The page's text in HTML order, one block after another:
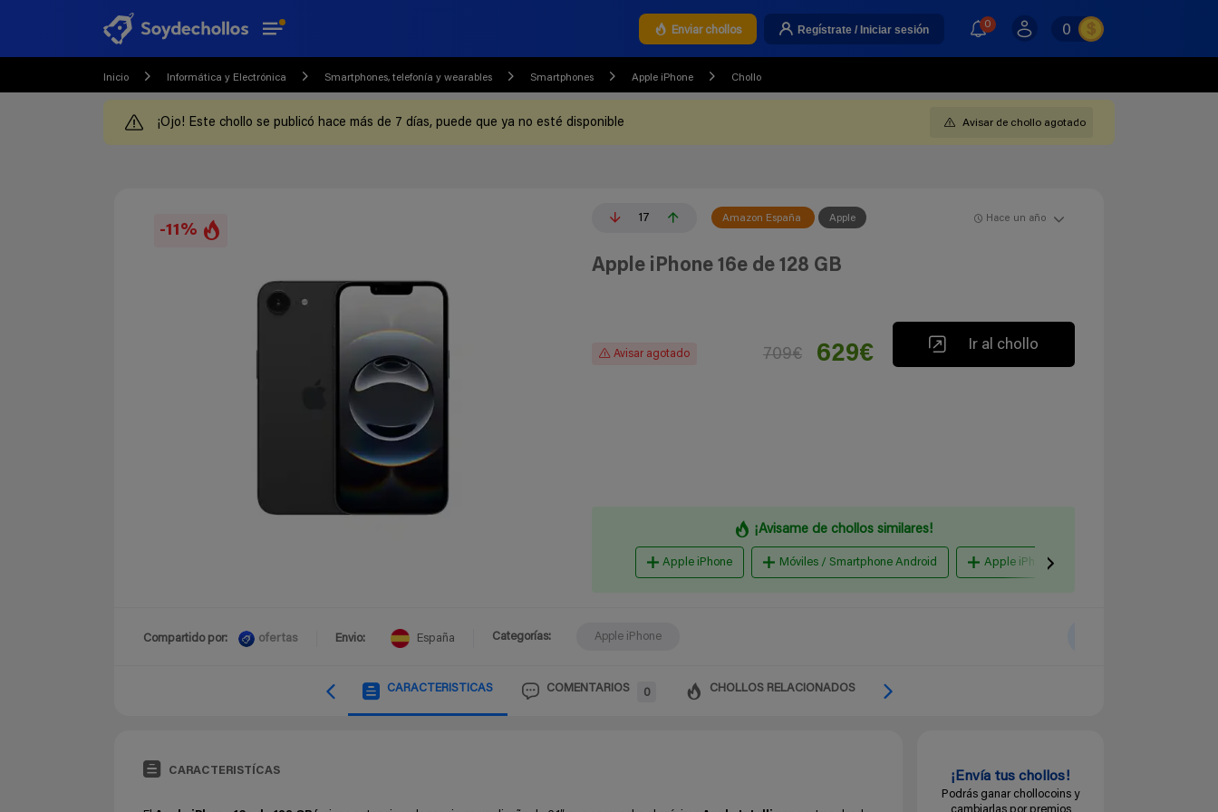
Enviar chollos Regístrate / Iniciar sesión 0 0
Inicio Informática y Electrónica Smartphones, telefonía y wearables Smartphones Apple iPhone Chollo
¡Ojo! Este chollo se publicó hace más de 7 días, puede que ya no esté disponible Avisar de chollo agotado
-11%
17 Amazon España Apple Hace un año
Apple iPhone 16e de 128 GB
Avisar agotado 709€ 629€ Ir al chollo
¡Avisame de chollos similares!
Apple iPhone Móviles / Smartphone Android Apple iPhone
Compartido por: ofertas Envio: España Categorías: Apple iPhone
CARACTERISTICAS COMENTARIOS 0 CHOLLOS RELACIONADOS
CARACTERISTÍCAS ¡Envía tus chollos!
Podrás ganar chollocoins y